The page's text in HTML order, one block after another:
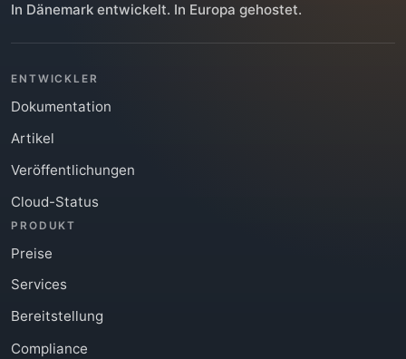
In Dänemark entwickelt. In Europa gehostet.
ENTWICKLER
Dokumentation
Artikel
Veröffentlichungen
Cloud-Status
PRODUKT
Preise
Services
Bereitstellung
Compliance